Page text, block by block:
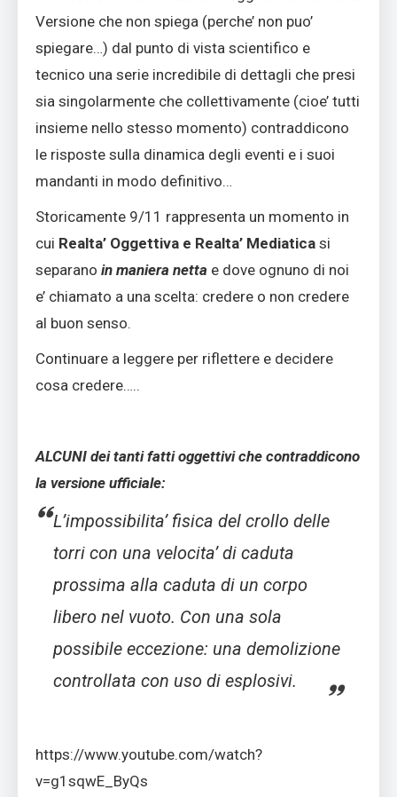
Versione che non spiega (perche’ non puo’
spiegare…) dal punto di vista scientifico e
tecnico una serie incredibile di dettagli che presi
sia singolarmente che collettivamente (cioe’ tutti
insieme nello stesso momento) contraddicono
le risposte sulla dinamica degli eventi e i suoi
mandanti in modo definitivo…
Storicamente 9/11 rappresenta un momento in
cui Realta’ Oggettiva e Realta’ Mediatica si
separano in maniera netta e dove ognuno di noi
e’ chiamato a una scelta: credere o non credere
al buon senso.
Continuare a leggere per riflettere e decidere
cosa credere…..
ALCUNI dei tanti fatti oggettivi che contraddicono
la versione ufficiale:
L’impossibilita’ fisica del crollo delle
torri con una velocita’ di caduta
prossima alla caduta di un corpo
libero nel vuoto. Con una sola
possibile eccezione: una demolizione
controllata con uso di esplosivi.
https://www.youtube.com/watch?
v=g1sqwE_ByQs